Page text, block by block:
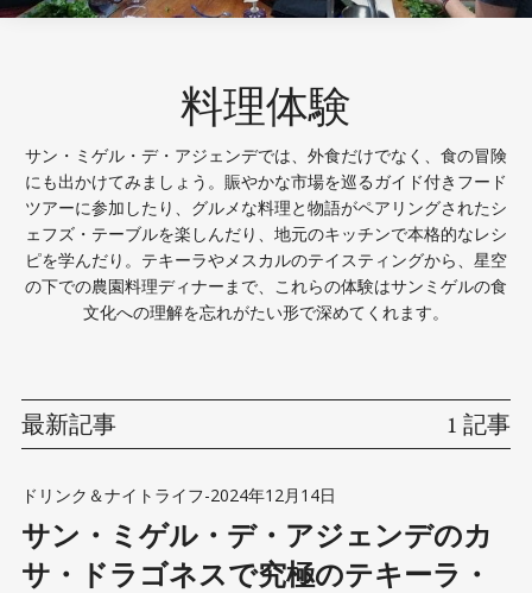
料理体験
サン・ミゲル・デ・アジェンデでは、外食だけでなく、食の冒険
にも出かけてみましょう。賑やかな市場を巡るガイド付きフード
ツアーに参加したり、グルメな料理と物語がペアリングされたシ
ェフズ・テーブルを楽しんだり、地元のキッチンで本格的なレシ
ピを学んだり。テキーラやメスカルのテイスティングから、星空
の下での農園料理ディナーまで、これらの体験はサンミゲルの食
文化への理解を忘れがたい形で深めてくれます。
最新記事 1 記事
ドリンク＆ナイトライフ-2024年12月14日
サン・ミゲル・デ・アジェンデのカ
サ・ドラゴネスで究極のテキーラ・